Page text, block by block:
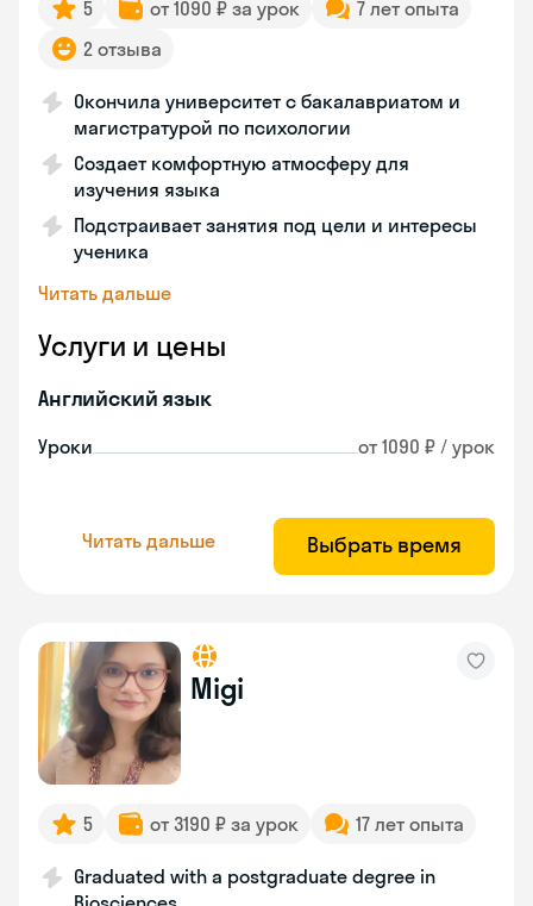
5 от 1090 ₽ за урок
7 лет опыта
2 отзыва
Окончила университет с бакалавриатом и
магистратурой по психологии
Создает комфортную атмосферу для
изучения языка
Подстраивает занятия под цели и интересы
ученика
Читать дальше
Услуги и цены
Английский язык
Уроки от 1090 ₽ / урок
Читать дальше Выбрать время
Migi
5 от 3190 ₽ за урок 17 лет опыта
Graduated with a postgraduate degree in